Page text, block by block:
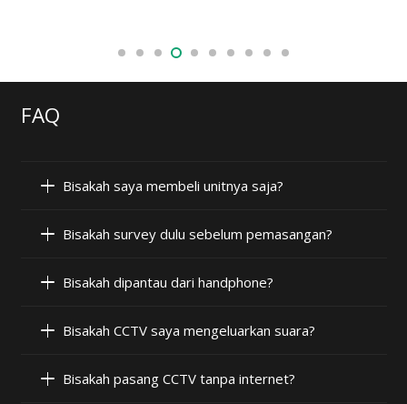
FAQ
Bisakah saya membeli unitnya saja?
Bisakah survey dulu sebelum pemasangan?
Bisakah dipantau dari handphone?
Bisakah CCTV saya mengeluarkan suara?
Bisakah pasang CCTV tanpa internet?